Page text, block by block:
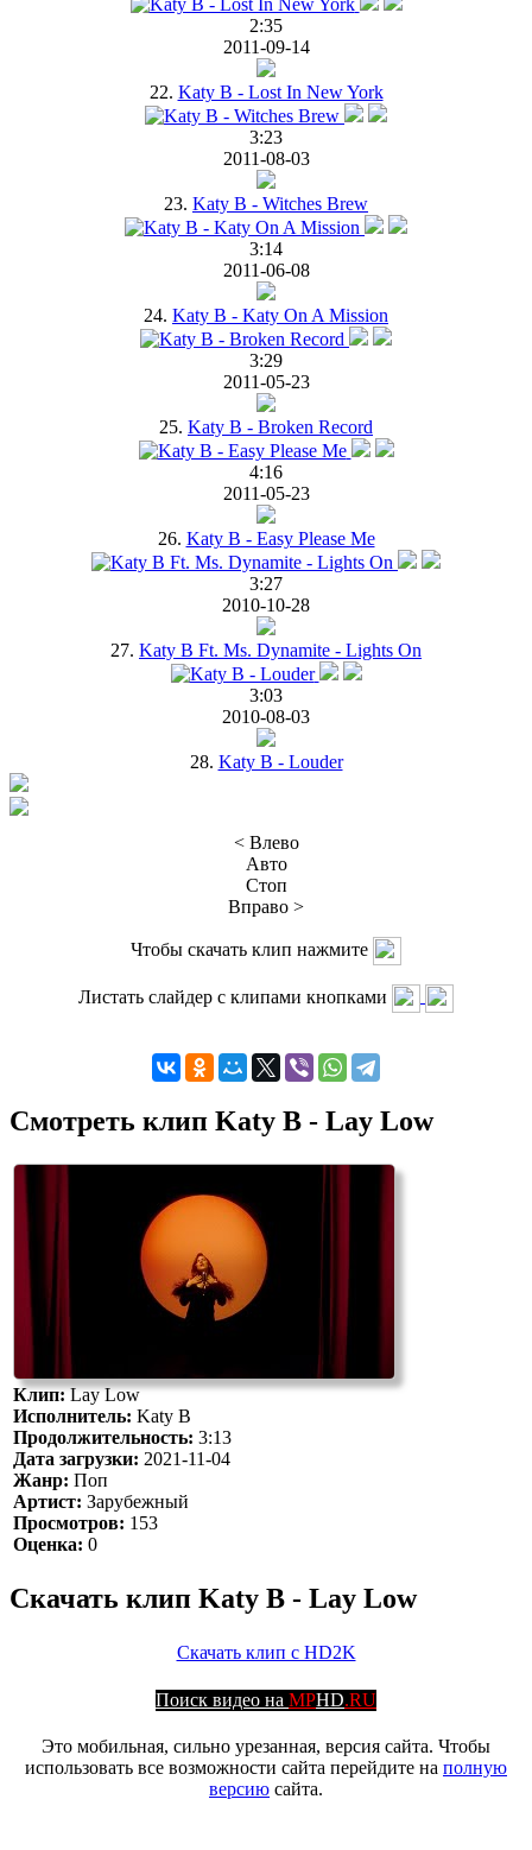
2:35
2011-09-14
22. Katy B - Lost In New York
3:23
2011-08-03
23. Katy B - Witches Brew
3:14
2011-06-08
24. Katy B - Katy On A Mission
3:29
2011-05-23
25. Katy B - Broken Record
4:16
2011-05-23
26. Katy B - Easy Please Me
3:27
2010-10-28
27. Katy B Ft. Ms. Dynamite - Lights On
3:03
2010-08-03
28. Katy B - Louder
< Влево
Авто
Стоп
Вправо >
Чтобы скачать клип нажмите
Листать слайдер с клипами кнопками
Смотреть клип Katy B - Lay Low
Клип:Lay Low
Исполнитель: Katy B
Продолжительность: 3:13
Дата загрузки: 2021-11-04
Жанр: Поп
Артист: Зарубежный
Просмотров: 153
Оценка: 0
Скачать клип Katy B - Lay Low
Скачать клип с HD2K
Поиск видео на MPHD.RU
Это мобильная, сильно урезанная, версия сайта. Чтобы
использовать все возможности сайта перейдите на полную
версию сайта.